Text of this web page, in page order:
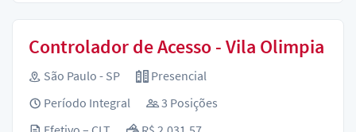
Controlador de Acesso - Vila Olimpia
São Paulo - SP
Presencial
Período Integral
3 Posições